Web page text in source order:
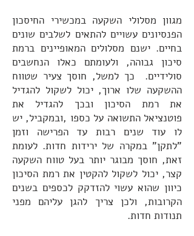
מגוון מסלולי השקעה במכשירי החיסכון
הפנסיונים עשויים להתאים לשלבים שונים
בחיים. ישנם מסלולים המאופיינים ברמת
סיכון גבוהה, ולעומתם כאלו הנחשבים
סולידיים. כך למשל, חוסך צעיר שטווח
ההשקעה שלו ארוך, יכול לשקול להגדיל
את רמת הסיכון ובכך להגדיל את
פוטנציאל התשואה על כספו ,ובמקביל, יש
לו עוד שנים רבות עד הפרישה וזמן
"לתקן" במקרה של ירידות חדות. לעומת
זאת, חוסך מבוגר יותר בעל טווח השקעה
קצר, יכול לשקול להקטין את רמת הסיכון
כיוון שהוא עשוי להזדקק לכספים בשנים
הקרובות, ולכן צריך להגן עליהם מפני
תנודות חדות.